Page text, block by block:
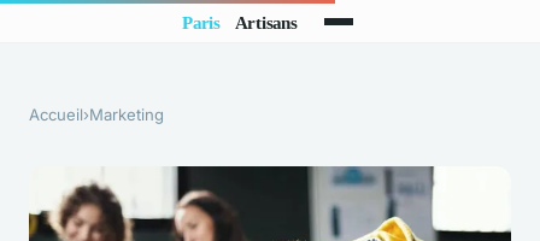
Accueil›Marketing